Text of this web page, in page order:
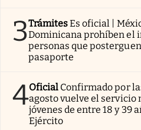
3TrámitesEs oficial |
Dominicana prohíben el
personas que
pasaporte
4Oficial Confirmado por
agosto vuelve el
jóvenes de entre 18 y 39
Ejército